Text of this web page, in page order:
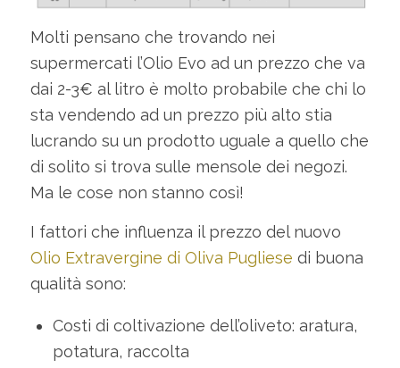
Molti pensano che trovando nei
supermercati l’Olio Evo ad un prezzo che va
dai 2-3€ al litro è molto probabile che chi lo
sta vendendo ad un prezzo più alto stia
lucrando su un prodotto uguale a quello che
di solito si trova sulle mensole dei negozi.
Ma le cose non stanno così!
I fattori che influenza il prezzo del nuovo
Olio Extravergine di Oliva Pugliese di buona
qualità sono:
Costi di coltivazione dell’oliveto: aratura,
potatura, raccolta